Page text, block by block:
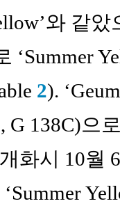
와 같
‘Summer
2).
G 138C)으
개화시 10